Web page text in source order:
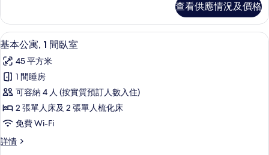
臥
室,
部
分
海
景
的
相
片
1
間
臥
部
分
海
景
詳
情
查看供應情況及價格
載
入
所
有
基
本
寓,
基本公寓, 1 間臥室 | 1 間睡房、房內
4
基本公寓, 1 間臥室
45 平方米
1 間睡房
可容納 4 人 (按實質預訂人數入住)
2 張單人床及 2 張單人梳化床
免費 Wi-Fi
詳情
基